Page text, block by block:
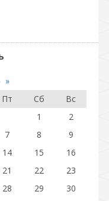
»
Пт Сб
Вс
1
2
7 8
9
14 15
16
21 22
23
28 29
30